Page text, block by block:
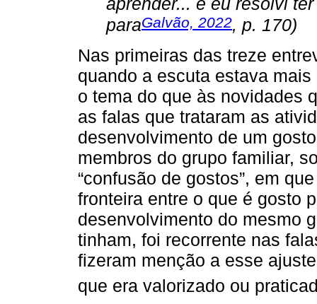
paraGalvão, 2022, p. 170)
Nas primeiras das treze
quando a escuta estava
o tema do que às novidades
as falas que trataram as
desenvolvimento de um
membros do grupo familiar,
“confusão de gostos”, em
fronteira entre o que é gosto
desenvolvimento do mesmo
tinham, foi recorrente nas
fizeram menção a esse
que era valorizado ou